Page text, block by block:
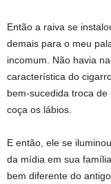
Então a raiva se
demais para o meu
incomum. Não havia
característica do
bem-sucedida troca
coça os lábios.
E então, ele se
da mídia em sua
bem diferente do